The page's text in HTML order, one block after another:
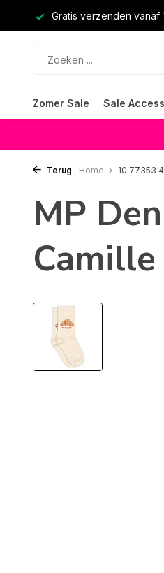
Gratis verzenden vanaf
Zomer Sale Sale
Terug Home 10 77353
MP